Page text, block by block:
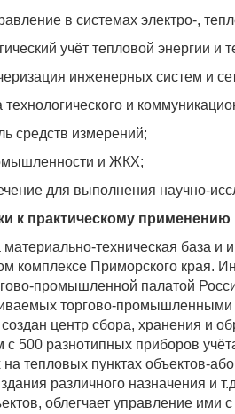
в системах электро-,
учёт тепловой энергии и
инженерных систем и
технологического и
средств измерений;
и ЖКХ;
для выполнения научно-
к практическому применению
техническая база и
комплексе Приморского края.
промышленной палатой
торгово-
центр сбора, хранения и
500 разнотипных приборов
на тепловых пунктах
различного назначения и
облегчает управление ими